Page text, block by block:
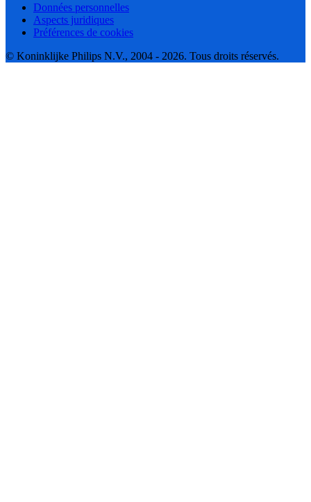
Données personnelles
Aspects juridiques
Préférences de cookies
© Koninklijke Philips N.V., 2004 - 2026. Tous droits réservés.